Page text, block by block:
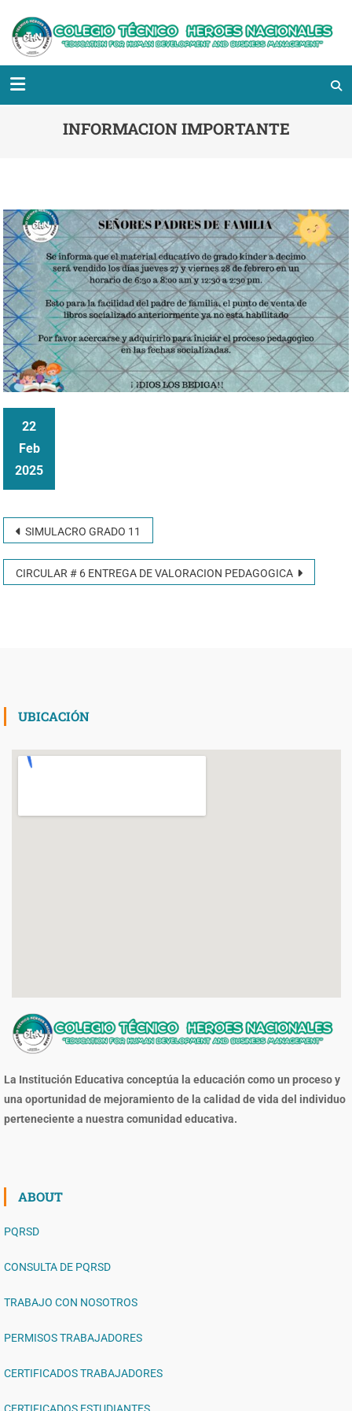
INFORMACION IMPORTANTE
22
Feb
2025
SIMULACRO GRADO 11
CIRCULAR # 6 ENTREGA DE VALORACION PEDAGOGICA
UBICACIÓN
La Institución Educativa conceptúa la educación como un proceso y
una oportunidad de mejoramiento de la calidad de vida del individuo
perteneciente a nuestra comunidad educativa.
ABOUT
PQRSD
CONSULTA DE PQRSD
TRABAJO CON NOSOTROS
PERMISOS TRABAJADORES
CERTIFICADOS TRABAJADORES
CERTIFICADOS ESTUDIANTES